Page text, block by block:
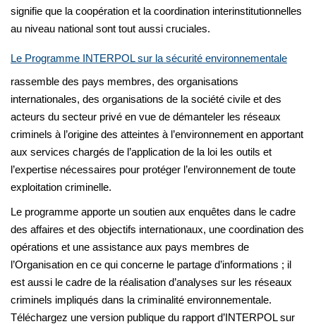
signifie que la coopération et la coordination interinstitutionnelles
au niveau national sont tout aussi cruciales.
Le Programme INTERPOL sur la sécurité environnementale
rassemble des pays membres, des organisations
internationales, des organisations de la société civile et des
acteurs du secteur privé en vue de démanteler les réseaux
criminels à l’origine des atteintes à l’environnement en apportant
aux services chargés de l’application de la loi les outils et
l’expertise nécessaires pour protéger l’environnement de toute
exploitation criminelle.
Le programme apporte un soutien aux enquêtes dans le cadre
des affaires et des objectifs internationaux, une coordination des
opérations et une assistance aux pays membres de
l’Organisation en ce qui concerne le partage d’informations ; il
est aussi le cadre de la réalisation d’analyses sur les réseaux
criminels impliqués dans la criminalité environnementale.
Téléchargez une version publique du rapport d’INTERPOL sur